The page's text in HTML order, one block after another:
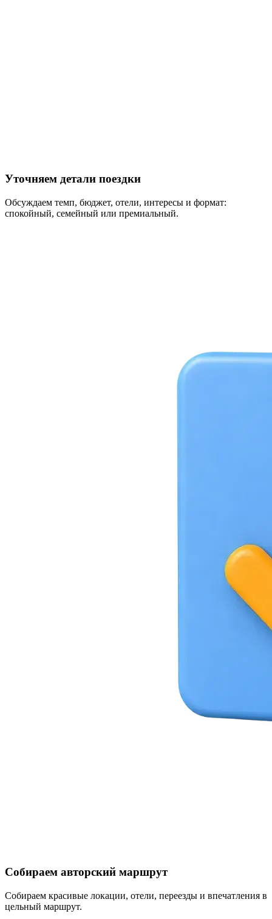
Уточняем детали поездки
Обсуждаем темп, бюджет, отели, интересы и формат:
спокойный, семейный или премиальный.
Собираем авторский маршрут
Собираем красивые локации, отели, переезды и впечатления в
цельный маршрут.